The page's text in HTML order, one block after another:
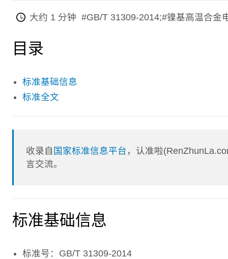
大约 1 分钟 #GB/T 31309-2014;#镍基高温合金
目录
标准基础信息
标准全文
收录自 国家标准信息平台 ，认准啦
言交流。
标准基础信息
标准号：GB/T 31309-2014